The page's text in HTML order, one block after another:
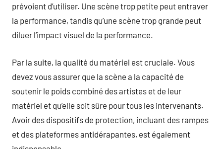
prévoient d’utiliser. Une scène trop petite peut entraver
la performance, tandis qu’une scène trop grande peut
diluer l’impact visuel de la performance.
Par la suite, la qualité du matériel est cruciale. Vous
devez vous assurer que la scène a la capacité de
soutenir le poids combiné des artistes et de leur
matériel et qu’elle soit sûre pour tous les intervenants.
Avoir des dispositifs de protection, incluant des rampes
et des plateformes antidérapantes, est également